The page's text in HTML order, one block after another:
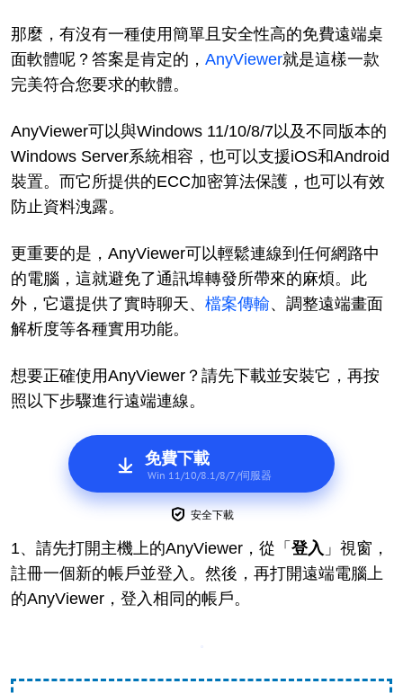
那麼，有沒有一種使用簡單且安全性高的免費遠端桌
面軟體呢？答案是肯定的， AnyViewer就是這樣一款
完美符合您要求的軟體。
AnyViewer可以與Windows 11/10/8/7以及不同版本的
Windows Server系統相容，也可以支援iOS和Android
裝置。而它所提供的ECC加密算法保護，也可以有效
防止資料洩露。
更重要的是，AnyViewer可以輕鬆連線到任何網路中
的電腦，這就避免了通訊埠轉發所帶來的麻煩。此
外，它還提供了實時聊天、 檔案傳輸、調整遠端畫面
解析度等各種實用功能。
想要正確使用AnyViewer？請先下載並安裝它，再按
照以下步驟進行遠端連線。
免費下載
Win 11/10/8.1/8/7/伺服器
安全下載
1、請先打開主機上的AnyViewer，從「 登入 」視窗，
註冊一個新的帳戶並登入。然後，再打開遠端電腦上
的AnyViewer，登入相同的帳戶。